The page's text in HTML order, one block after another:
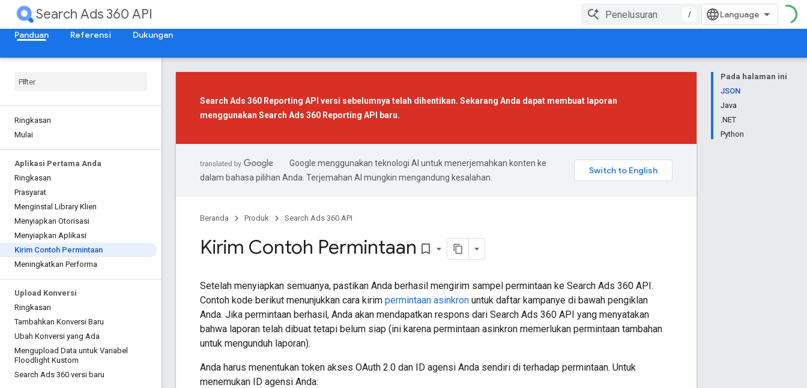
Search Ads 360 API
/
Panduan
Referensi Dukungan
Ringkasan
Mulai
Aplikasi Pertama Anda
Ringkasan
Prasyarat
Menginstal Library Klien
Menyiapkan Otorisasi
Menyiapkan Aplikasi
Kirim Contoh Permintaan
Meningkatkan Performa
Upload Konversi
Ringkasan
Tambahkan Konversi Baru
Ubah Konversi yang Ada
Mengupload Data untuk Variabel
Floodlight Kustom
Search Ads 360 versi baru
Pada halaman ini
JSON
Java
.NET
Python
Search Ads 360 Reporting API versi sebelumnya telah dihentikan. Sekarang Anda dapat membuat laporan
menggunakan Search Ads 360 Reporting API baru.
Google menggunakan teknologi AI untuk menerjemahkan konten ke
dalam bahasa pilihan Anda. Terjemahan AI mungkin mengandung kesalahan.
Beranda Produk Search Ads 360 API
Kirim Contoh Permintaan bookmark_border
Setelah menyiapkan semuanya, pastikan Anda berhasil mengirim sampel permintaan ke Search Ads 360 API.
Contoh kode berikut menunjukkan cara kirim permintaan asinkron untuk daftar kampanye di bawah pengiklan
Anda. Jika permintaan berhasil, Anda akan mendapatkan respons dari Search Ads 360 API yang menyatakan
bahwa laporan telah dibuat tetapi belum siap (ini karena permintaan asinkron memerlukan permintaan tambahan
untuk mengunduh laporan).
Anda harus menentukan token akses OAuth 2.0 dan ID agensi Anda sendiri di terhadap permintaan. Untuk
menemukan ID agensi Anda: